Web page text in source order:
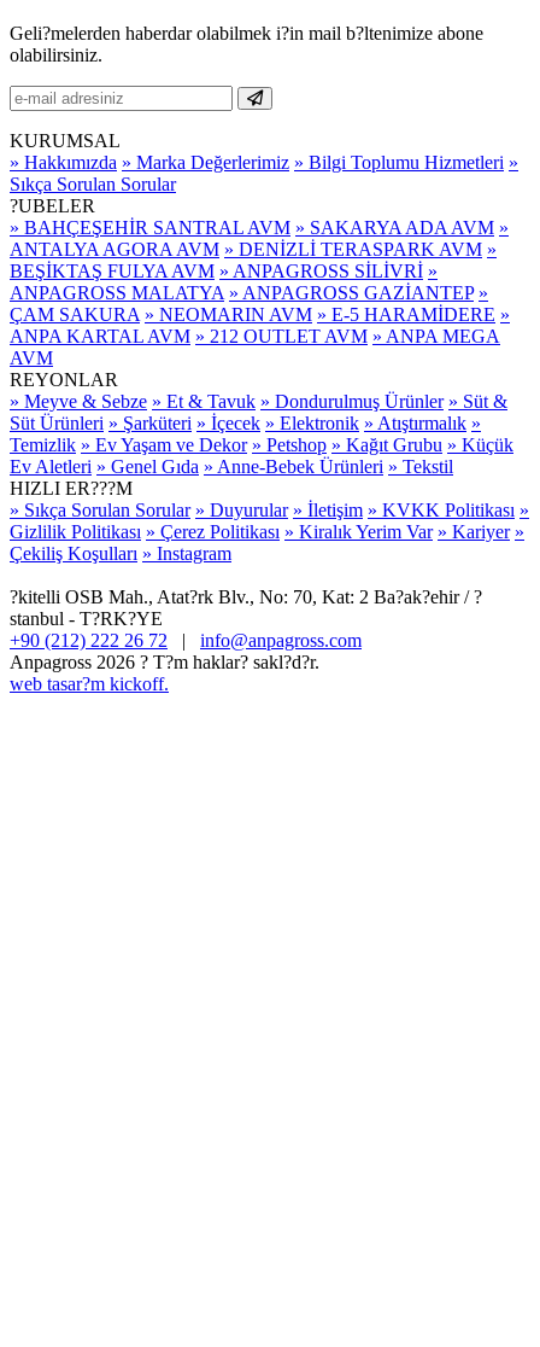
Geli?melerden haberdar olabilmek i?in mail b?ltenimize abone
olabilirsiniz.
KURUMSAL
» Hakkımızda » Marka Değerlerimiz » Bilgi Toplumu Hizmetleri »
Sıkça Sorulan Sorular
?UBELER
» BAHÇEŞEHİR SANTRAL AVM » SAKARYA ADA AVM »
ANTALYA AGORA AVM » DENİZLİ TERASPARK AVM »
BEŞİKTAŞ FULYA AVM » ANPAGROSS SİLİVRİ »
ANPAGROSS MALATYA » ANPAGROSS GAZİANTEP »
ÇAM SAKURA » NEOMARIN AVM » E-5 HARAMİDERE »
ANPA KARTAL AVM » 212 OUTLET AVM » ANPA MEGA
AVM
REYONLAR
» Meyve & Sebze » Et & Tavuk » Dondurulmuş Ürünler » Süt &
Süt Ürünleri » Şarküteri » İçecek » Elektronik » Atıştırmalık »
Temizlik » Ev Yaşam ve Dekor » Petshop » Kağıt Grubu » Küçük
Ev Aletleri » Genel Gıda » Anne-Bebek Ürünleri » Tekstil
HIZLI ER???M
» Sıkça Sorulan Sorular » Duyurular » İletişim » KVKK Politikası »
Gizlilik Politikası » Çerez Politikası » Kiralık Yerim Var » Kariyer »
Çekiliş Koşulları » Instagram
?kitelli OSB Mah., Atat?rk Blv., No: 70, Kat: 2 Ba?ak?ehir / ?
stanbul - T?RK?YE
+90 (212) 222 26 72 | info@anpagross.com
Anpagross 2026 ? T?m haklar? sakl?d?r.
web tasar?m kickoff.